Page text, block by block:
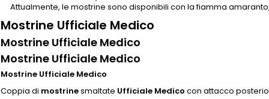
Attualmente, le mostrine sono disponibili con la fiamma
Mostrine Ufficiale Medico
Mostrine Ufficiale Medico
Mostrine Ufficiale Medico
Mostrine Ufficiale Medico
Coppia di mostrinesmaltate Ufficiale Medico con attacco